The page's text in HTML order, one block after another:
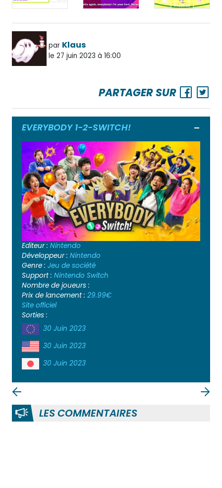
par Klaus
le 27 juin 2023 à 16:00
PARTAGER SUR
EVERYBODY 1-2-SWITCH!
Editeur : Nintendo
Développeur : Nintendo
Genre : Jeu de société
Support : Nintendo Switch
Nombre de joueurs :
Prix de lancement : 29.99€
Site officiel
Sorties :
30 Juin 2023
30 Juin 2023
30 Juin 2023
LES COMMENTAIRES